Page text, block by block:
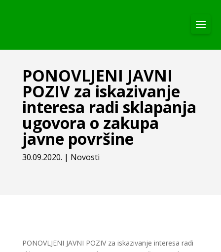
PONOVLJENI JAVNI
POZIV za iskazivanje
interesa radi sklapanja
ugovora o zakupa
javne površine
30.09.2020. | Novosti
PONOVLJENI JAVNI POZIV za iskazivanje interesa radi